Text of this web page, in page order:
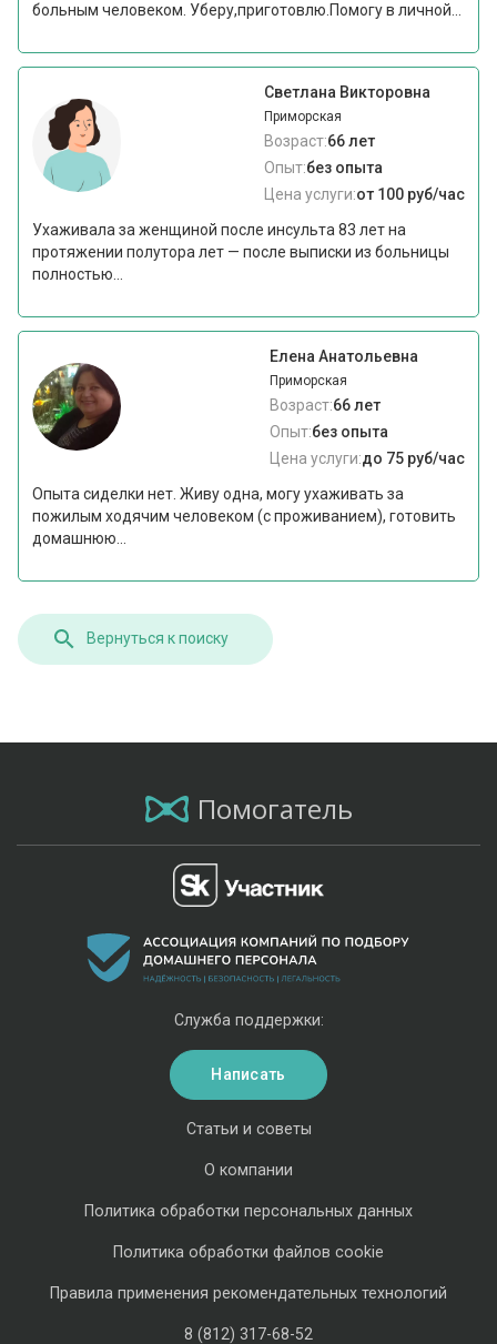
больным человеком. Уберу,приготовлю.Помогу в личной...
Светлана Викторовна
Приморская
Возраст:66 лет
Опыт:без опыта
Цена услуги:от 100 руб/час
Ухаживала за женщиной после инсульта 83 лет на
протяжении полутора лет — после выписки из больницы
полностью...
Елена Анатольевна
Приморская
Возраст:66 лет
Опыт:без опыта
Цена услуги:до 75 руб/час
Опыта сиделки нет. Живу одна, могу ухаживать за
пожилым ходячим человеком (с проживанием), готовить
домашнюю...
Вернуться к поиску
Помогатель
Статьи и советы
О компании
Политика обработки персональных данных
Политика обработки файлов cookie
Правила применения рекомендательных технологий
8 (812) 317-68-52
Служба поддержки:
Написать